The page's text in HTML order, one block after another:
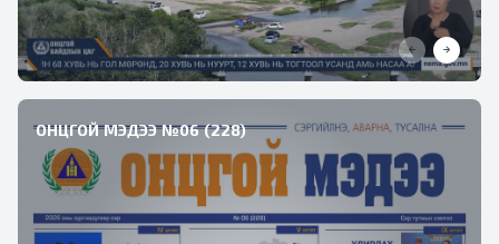
ОНЦГОЙ МЭДЭЭ №06 (228)